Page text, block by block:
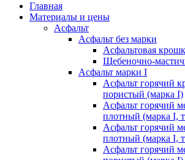
Главная
Материалы и цены
Асфальт
Асфальт без марки
Асфальтовая
Щебеночно-
Асфальт марки I
Асфальт горячий
пористый (марка I)
Асфальт горячий
плотный (марка I,
Асфальт горячий
плотный (марка I,
Асфальт горячий